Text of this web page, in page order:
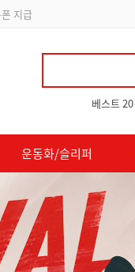
베스트 20
운동화/슬리퍼